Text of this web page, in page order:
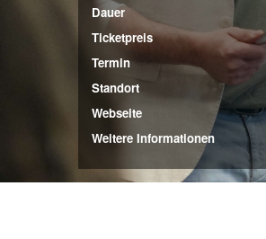
Dauer
Ticketpreis
Termin
Standort
Webseite
Weitere Informationen